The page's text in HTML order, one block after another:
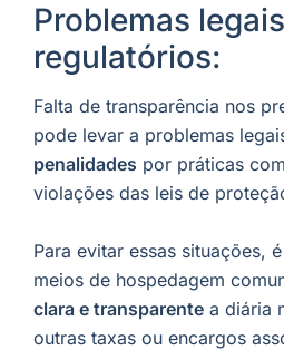
Problemas
regulatórios:
Falta de transparência nos
pode levar a problemas
penalidades por práticas
violações das leis de
Para evitar essas situações,
meios de hospedagem
clara e transparente a diária
outras taxas ou encargos